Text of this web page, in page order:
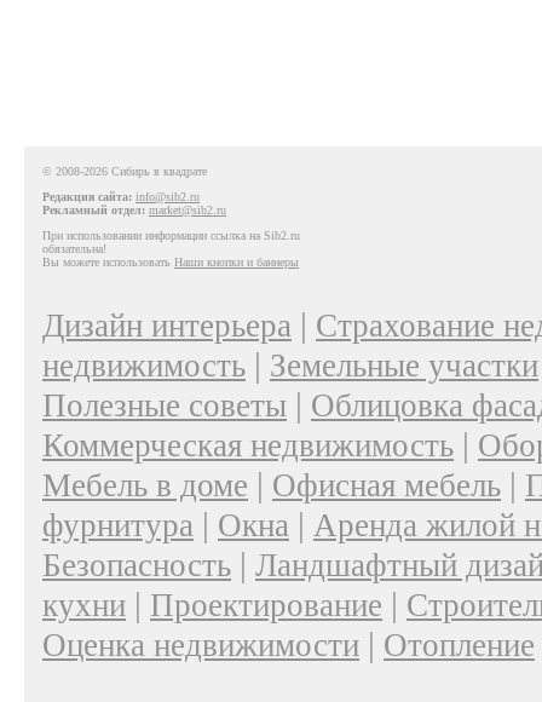
© 2008-2026 Сибирь в квадрате
Редакция сайта: info@sib2.ru
Рекламный отдел: market@sib2.ru
При использовании информации ссылка на Sib2.ru
обязательна!
Вы можете использовать Наши кнопки и баннеры
Дизайн интерьера | Страхование
недвижимость | Земельные участки
Полезные советы | Облицовка
Коммерческая недвижимость |
Мебель в доме | Офисная мебель |
фурнитура | Окна | Аренда жилой
Безопасность | Ландшафтный
кухни | Проектирование |
Оценка недвижимости | Отопление